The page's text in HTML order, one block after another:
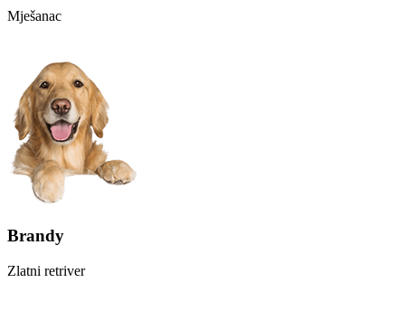
Mješanac
Brandy
Zlatni retriver